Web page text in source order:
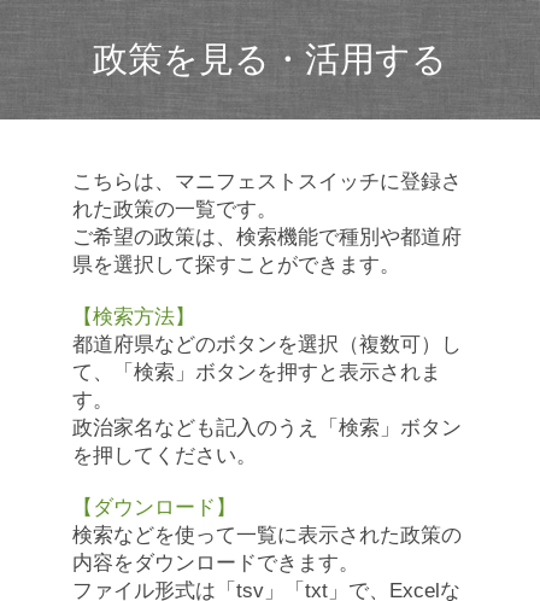
政策を見る・活用する
こちらは、マニフェストスイッチに登録さ
れた政策の一覧です。
ご希望の政策は、検索機能で種別や都道府
県を選択して探すことができます。
【検索方法】
都道府県などのボタンを選択（複数可）し
て、「検索」ボタンを押すと表示されま
す。
政治家名なども記入のうえ「検索」ボタン
を押してください。
【ダウンロード】
検索などを使って一覧に表示された政策の
内容をダウンロードできます。
ファイル形式は「tsv」「txt」で、Excelな